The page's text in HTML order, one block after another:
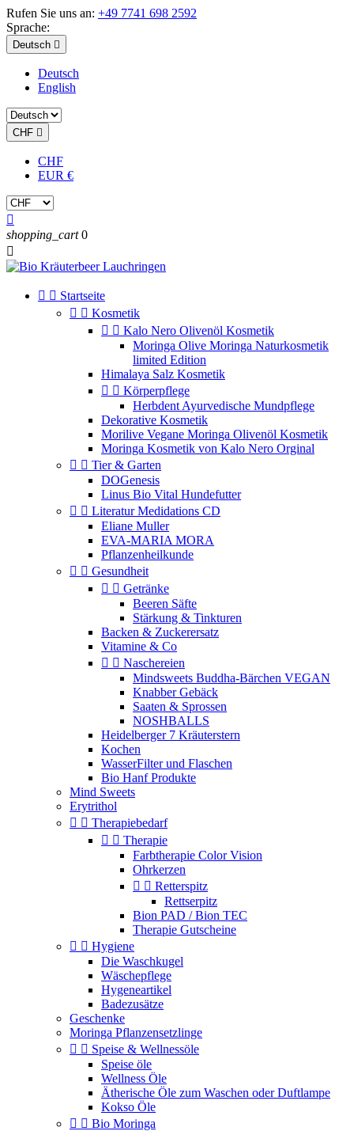
Rufen Sie uns an: +49 7741 698 2592
Sprache:
Deutsch 
Deutsch
English
CHF 
CHF
EUR €

shopping_cart 0

  Startseite
  Kosmetik
  Kalo Nero Olivenöl Kosmetik
Moringa Olive Moringa Naturkosmetik
limited Edition
Himalaya Salz Kosmetik
  Körperpflege
Herbdent Ayurvedische Mundpflege
Dekorative Kosmetik
Morilive Vegane Moringa Olivenöl Kosmetik
Moringa Kosmetik von Kalo Nero Orginal
  Tier & Garten
DOGenesis
Linus Bio Vital Hundefutter
  Literatur Medidations CD
Eliane Muller
EVA-MARIA MORA
Pflanzenheilkunde
  Gesundheit
  Getränke
Beeren Säfte
Stärkung & Tinkturen
Backen & Zuckerersatz
Vitamine & Co
  Naschereien
Mindsweets Buddha-Bärchen VEGAN
Knabber Gebäck
Saaten & Sprossen
NOSHBALLS
Heidelberger 7 Kräuterstern
Kochen
WasserFilter und Flaschen
Bio Hanf Produkte
Mind Sweets
Erytrithol
  Therapiebedarf
  Therapie
Farbtherapie Color Vision
Ohrkerzen
  Retterspitz
Rettserpitz
Bion PAD / Bion TEC
Therapie Gutscheine
  Hygiene
Die Waschkugel
Wäschepflege
Hygeneartikel
Badezusätze
Geschenke
Moringa Pflanzensetzlinge
  Speise & Wellnessöle
Speise öle
Wellness Öle
Ätherische Öle zum Waschen oder Duftlampe
Kokso Öle
  Bio Moringa